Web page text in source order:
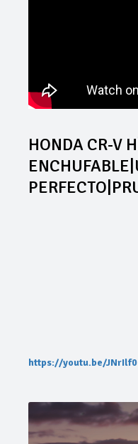
HONDA CR-V
https://youtu.be/